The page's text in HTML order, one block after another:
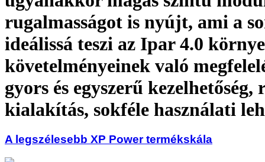
rugalmasságot is nyújt, ami a
ideálissá teszi az Ipar 4.0
követelményeinek való
gyors és egyszerű kezelhetőség,
kialakítás, sokféle használati
A legszélesebb XP Power termékskála